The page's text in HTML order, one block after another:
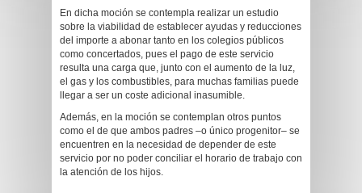
En dicha moción se contempla realizar un estudio
sobre la viabilidad de establecer ayudas y reducciones
del importe a abonar tanto en los colegios públicos
como concertados, pues el pago de este servicio
resulta una carga que, junto con el aumento de la luz,
el gas y los combustibles, para muchas familias puede
llegar a ser un coste adicional inasumible.
Además, en la moción se contemplan otros puntos
como el de que ambos padres –o único progenitor– se
encuentren en la necesidad de depender de este
servicio por no poder conciliar el horario de trabajo con
la atención de los hijos.